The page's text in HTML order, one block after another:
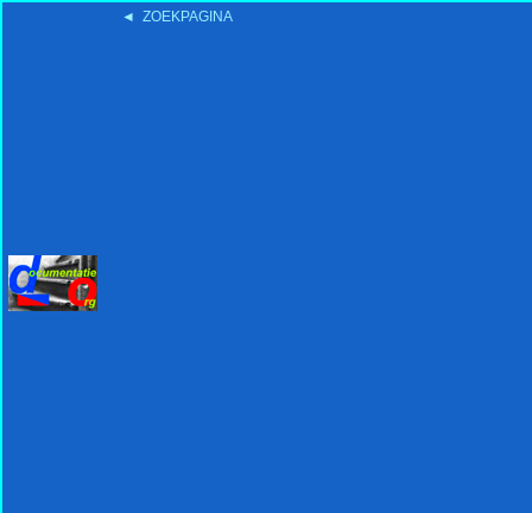
◄ ZOEKPAGINA
'15:19 19-2-2008